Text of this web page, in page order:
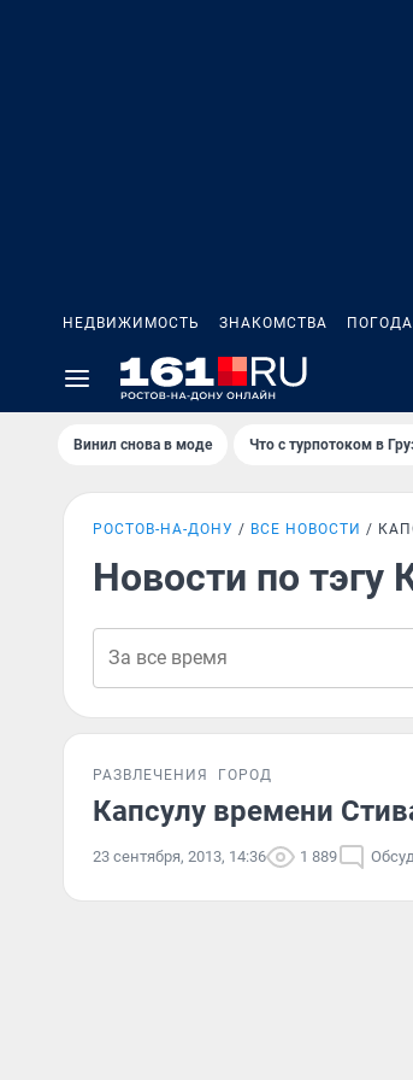
НЕДВИЖИМОСТЬ ЗНАКОМСТВА ПОГОДА
Винил снова в моде Что с турпотоком в
РОСТОВ-НА-ДОНУ ВСЕ НОВОСТИ
Новости по тэгу
РАЗВЛЕЧЕНИЯ ГОРОД
Капсулу времени
23 сентября, 2013, 14:36 1 889